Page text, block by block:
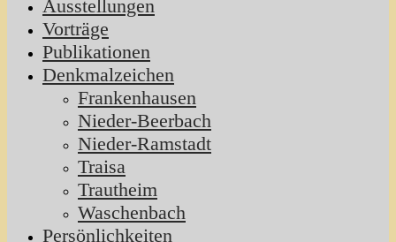
Ausstellungen
Vorträge
Publikationen
Denkmalzeichen
Frankenhausen
Nieder-Beerbach
Nieder-Ramstadt
Traisa
Trautheim
Waschenbach
Persönlichkeiten